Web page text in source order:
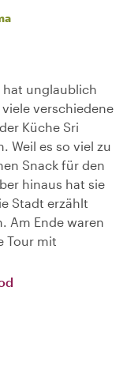
hat unglaublich
verschiedene
Küche Sri
Weil es so viel zu
Snack für den
hinaus hat sie
Stadt erzählt
Am Ende waren
Tour mit